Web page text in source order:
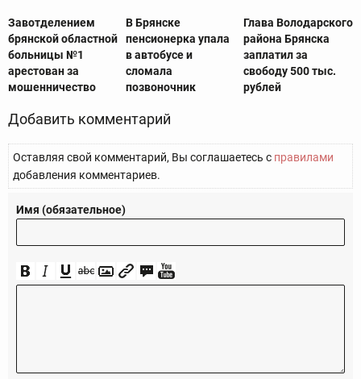
Завотделением
брянской областной
больницы №1
арестован за
мошенничество
В Брянске
пенсионерка упала
в автобусе и
сломала
позвоночник
Глава Володарского
района Брянска
заплатил за
свободу 500 тыс.
рублей
Добавить комментарий
Оставляя свой комментарий, Вы соглашаетесь с правилами
добавления комментариев.
Имя (обязательное)